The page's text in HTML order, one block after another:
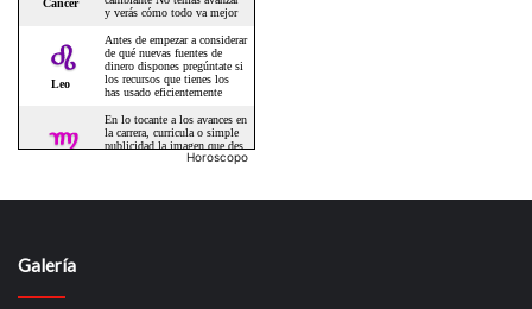
Horoscopo
Galería